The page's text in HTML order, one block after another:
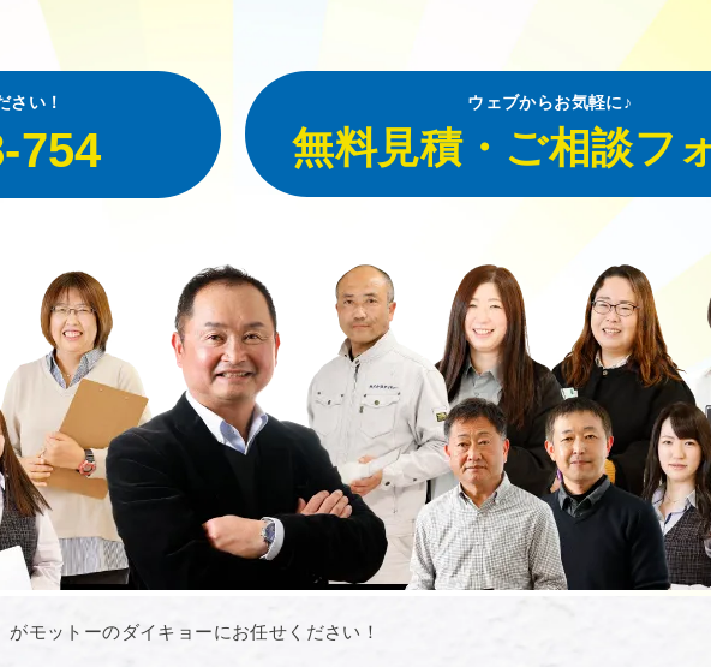
さい！
754
ウェブからお気軽に♪
無料見積・ご相談フ
モットーのダイキョーにお任せください！